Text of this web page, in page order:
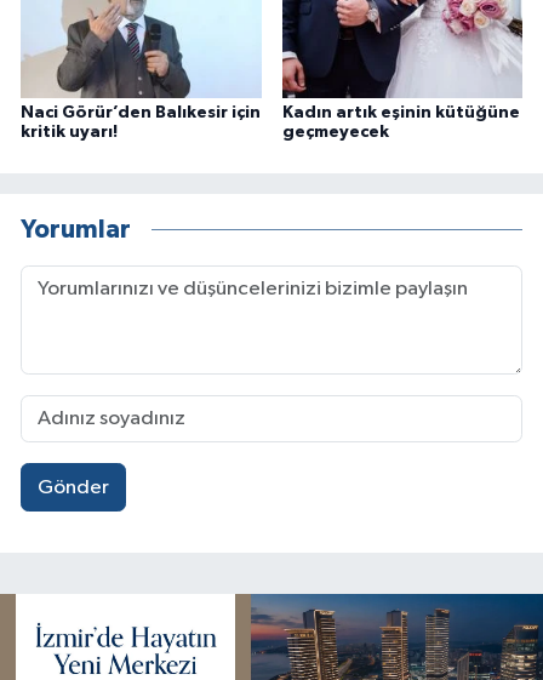
Naci Görür’den Balıkesir için
kritik uyarı!
Kadın artık eşinin kütüğüne
geçmeyecek
Yorumlar
Gönder